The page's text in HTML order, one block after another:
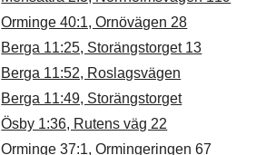
Orminge 40:1, Ornövägen 28
Berga 11:25, Storängstorget 13
Berga 11:52, Roslagsvägen
Berga 11:49, Storängstorget
Ösby 1:36, Rutens väg 22
Orminge 37:1, Ormingeringen 67